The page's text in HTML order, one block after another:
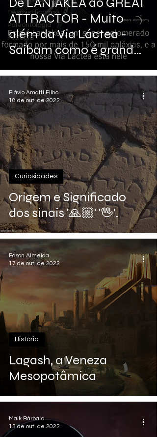
Desmistificação
Paleontologia
Filologia
ATTRACTOR - Muito
além da Via Láctea -
Saibam como é grande
Origem e Significado
dos sinais '🙏🏼' '🖖'.
Curiosidades
Flávio Amatti Filho
18 de out. de 2022
Lagash, a Veneza
Mesopotâmica
História
Edson Almeida
17 de out. de 2022
Maik Bárbara
13 de out. de 2022